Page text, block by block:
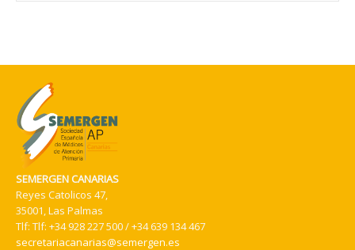
SEMERGEN CANARIAS
Reyes Catolicos 47,
35001, Las Palmas
Tlf: Tlf: +34 928 227 500 / +34 639 134 467
secretariacanarias@semergen.es